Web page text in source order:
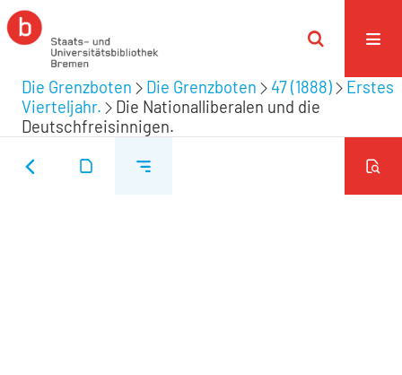
Die Grenzboten Die Grenzboten 47 (1888)
Erstes
Vierteljahr.
Die Nationalliberalen und die
Deutschfreisinnigen.